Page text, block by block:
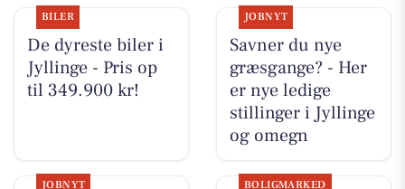
BILER
De dyreste biler i
Jyllinge - Pris op
til 349.900 kr!
JOBNYT
Savner du nye
græsgange? - Her
er nye ledige
stillinger i Jyllinge
og omegn
JOBNYT BOLIGMARKED